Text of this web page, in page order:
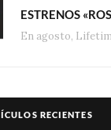
RECIENTES